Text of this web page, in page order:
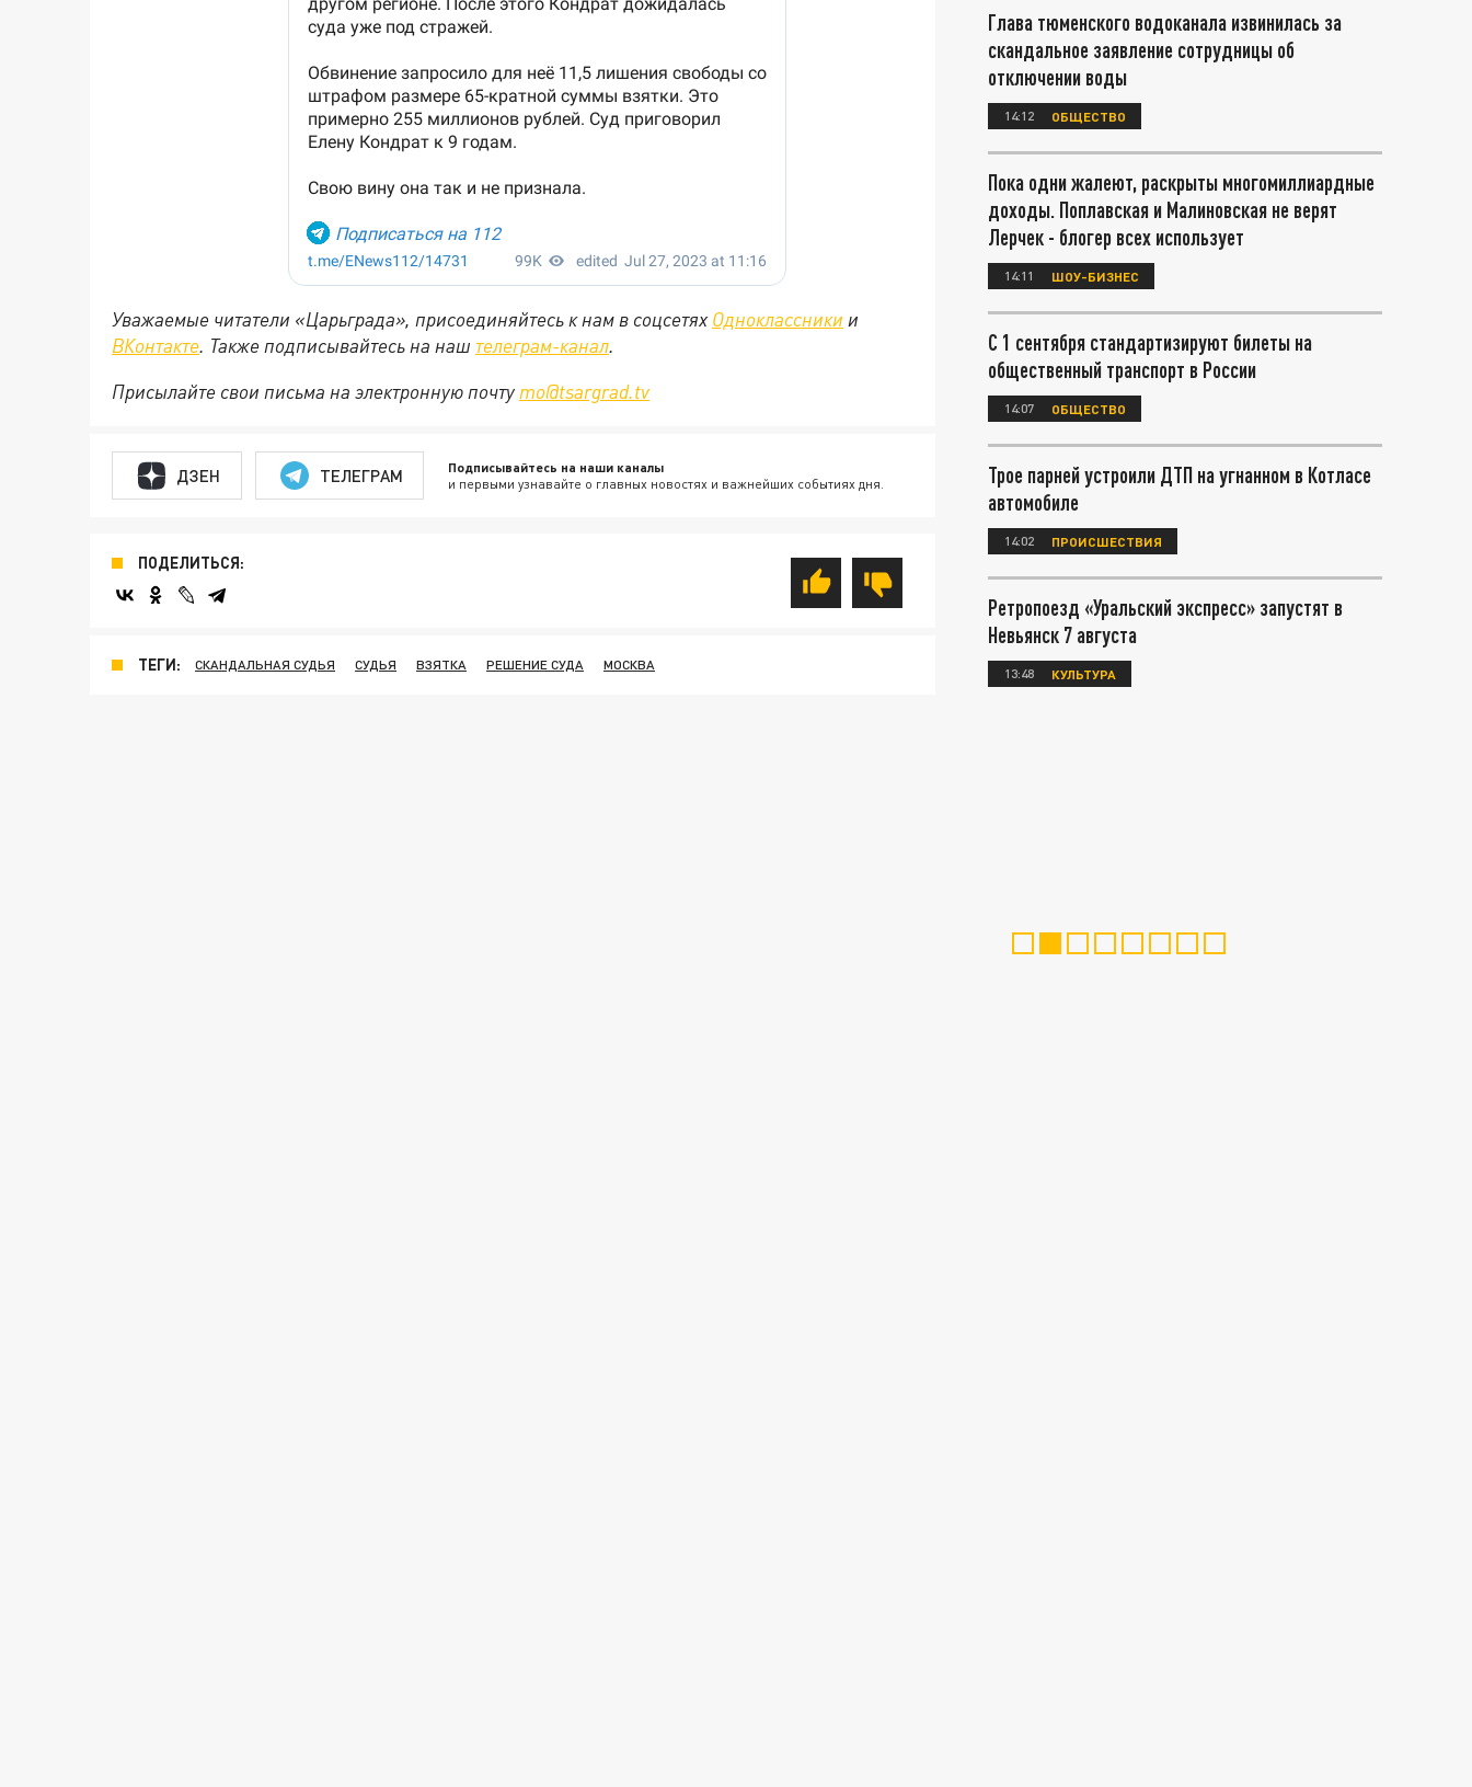
Уважаемые читатели «Царьграда», присоединяйтесь к нам в соцсетях Одноклассники и
ВКонтакте. Также подписывайтесь на наш телеграм-канал.
Присылайте свои письма на электронную почту mo@tsargrad.tv
ДЗЕН ТЕЛЕГРАМ Подписывайтесь на наши каналы
и первыми узнавайте о главных новостях и важнейших событиях дня.
ПОДЕЛИТЬСЯ:
ТЕГИ: СКАНДАЛЬНАЯ СУДЬЯ СУДЬЯ ВЗЯТКА РЕШЕНИЕ СУДА МОСКВА
Глава тюменского водоканала извинилась за
скандальное заявление сотрудницы об
отключении воды
14:12 ОБЩЕСТВО
Пока одни жалеют, раскрыты многомиллиардные
доходы. Поплавская и Малиновская не верят
Лерчек - блогер всех использует
14:11 ШОУ-БИЗНЕС
С 1 сентября стандартизируют билеты на
общественный транспорт в России
14:07 ОБЩЕСТВО
Трое парней устроили ДТП на угнанном в Котласе
автомобиле
14:02 ПРОИСШЕСТВИЯ
Ретропоезд «Уральский экспресс» запустят в
Невьянск 7 августа
13:48 КУЛЬТУРА